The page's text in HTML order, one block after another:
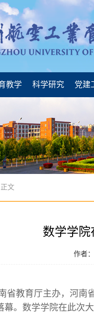
教学 科学研究 党建
文
数学学
作者
省教育厅主办，河南
幕。数学学院在此次